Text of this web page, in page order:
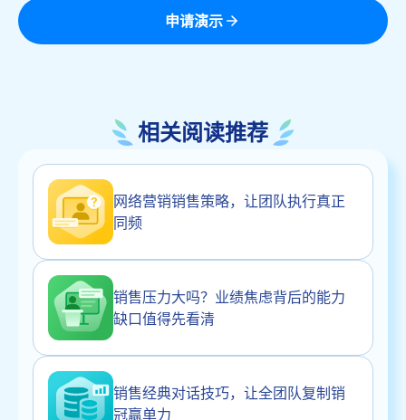
申请演示
相关阅读推荐
网络营销销售策略，让团队执行真正
同频
销售压力大吗？业绩焦虑背后的能力
缺口值得先看清
销售经典对话技巧，让全团队复制销
冠赢单力